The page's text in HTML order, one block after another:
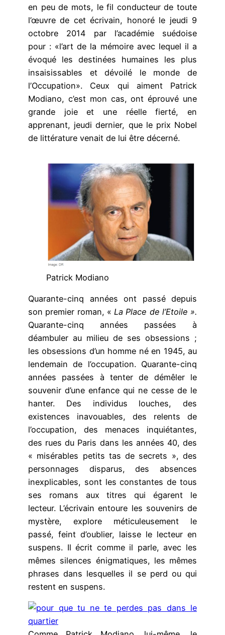
en peu de mots, le fil conducteur de toute
l’œuvre de cet écrivain, honoré le jeudi 9
octobre 2014 par l’académie suédoise
pour : «l’art de la mémoire avec lequel il a
évoqué les destinées humaines les plus
insaisissables et dévoilé le monde de
l’Occupation». Ceux qui aiment Patrick
Modiano, c’est mon cas, ont éprouvé une
grande joie et une réelle fierté, en
apprenant, jeudi dernier, que le prix Nobel
de littérature venait de lui être décerné.
Patrick Modiano
Quarante-cinq années ont passé depuis
son premier roman, « La Place de l’Etoile ».
Quarante-cinq années passées à
déambuler au milieu de ses obsessions ;
les obsessions d’un homme né en 1945, au
lendemain de l’occupation. Quarante-cinq
années passées à tenter de démêler le
souvenir d’une enfance qui ne cesse de le
hanter. Des individus louches, des
existences inavouables, des relents de
l’occupation, des menaces inquiétantes,
des rues du Paris dans les années 40, des
« misérables petits tas de secrets », des
personnages disparus, des absences
inexplicables, sont les constantes de tous
ses romans aux titres qui égarent le
lecteur. L’écrivain entoure les souvenirs de
mystère, explore méticuleusement le
passé, feint d’oublier, laisse le lecteur en
suspens. Il écrit comme il parle, avec les
mêmes silences énigmatiques, les mêmes
phrases dans lesquelles il se perd ou qui
restent en suspens.